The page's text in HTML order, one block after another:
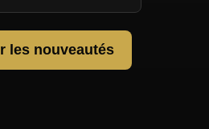
les nouveautés